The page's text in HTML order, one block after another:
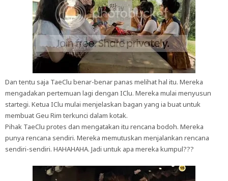
Dan tentu saja TaeClu benar-benar panas melihat hal itu. Mereka
mengadakan pertemuan lagi dengan IClu. Mereka mulai menyusun
startegi. Ketua IClu mulai menjelaskan bagan yang ia buat untuk
membuat Geu Rim terkunci dalam kotak.
Pihak TaeClu protes dan mengatakan itu rencana bodoh. Mereka
punya rencana sendiri. Mereka memutuskan menjalankan rencana
sendiri-sendiri. HAHAHAHA. Jadi untuk apa mereka kumpul???